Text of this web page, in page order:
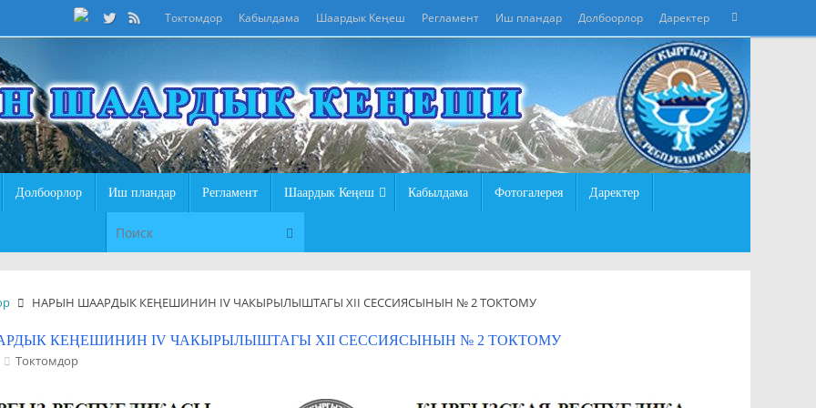
Токтомдор Кабылдама Шаардык Кеңеш Регламент Иш пландар Долбоорлор Даректер Поиск
Долбоорлор Иш пландар Регламент Шаардык Кеңеш Кабылдама Фотогалерея Даректер
Поиск
НАРЫН ШААРДЫК КЕҢЕШИНИН IV ЧАКЫРЫЛЫШТАГЫ XII СЕССИЯСЫНЫН № 2 ТОКТОМУ
КЕҢЕШИНИН IV ЧАКЫРЫЛЫШТАГЫ XII СЕССИЯСЫНЫН № 2 ТОКТОМУ
Токтомдор